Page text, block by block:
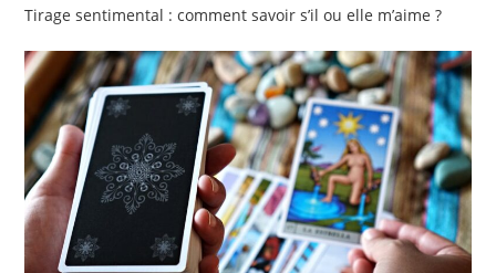
Tirage sentimental : comment savoir s’il ou elle m’aime ?